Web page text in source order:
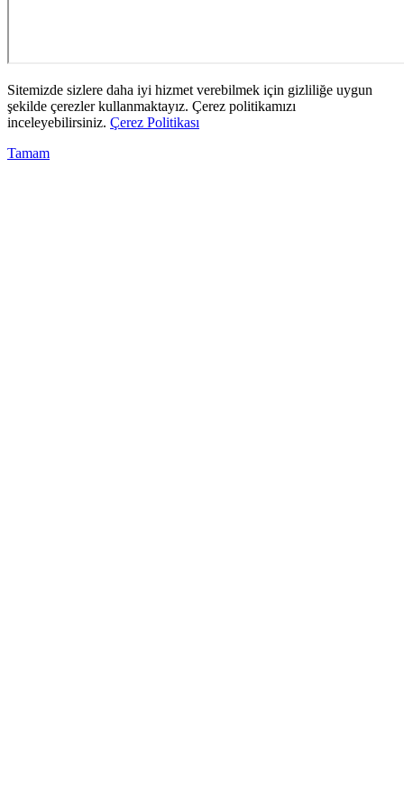
Sitemizde sizlere daha iyi hizmet verebilmek için gizliliğe uygun
şekilde çerezler kullanmaktayız. Çerez politikamızı
inceleyebilirsiniz. Çerez Politikası
Tamam